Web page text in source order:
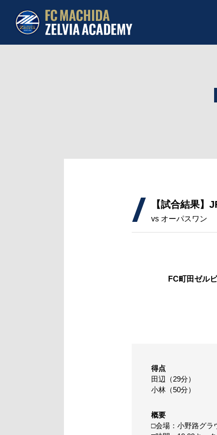
【試合結果】
vs オーパスワン
FC町田ゼル
得点
田辺（29分）
小林（50分）
概要
□会場：小野路グラ